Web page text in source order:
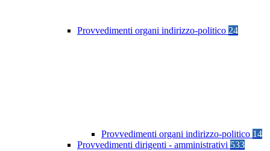
Provvedimenti organi indirizzo-politico 24
Provvedimenti organi indirizzo-politico 14
Provvedimenti dirigenti - amministrativi 533